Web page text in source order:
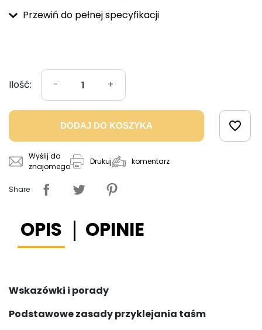
Przewiń do pełnej specyfikacji
Ilość: - +
DODAJ DO KOSZYKA favorite_border
Wyślij do
znajomego
Drukuj komentarz
Share
OPIS OPINIE
Wskazówki i porady
Podstawowe zasady przyklejania taśm